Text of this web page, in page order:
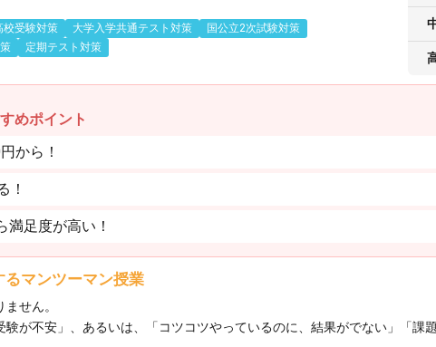
校受験対策 大学入学共通テスト対策
国公立2次試験対策
定期テスト対策
めポイント
から！
！
足度が高い！
マンツーマン授業
せん。
が不安」、あるいは、「コツコツやっているのに、結果がでない」「課